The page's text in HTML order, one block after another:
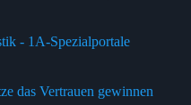
- 1A-Spezialportale
das Vertrauen gewinnen